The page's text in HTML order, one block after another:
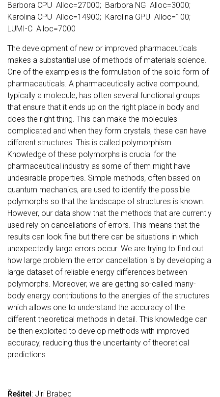
Barbora CPU Alloc=27000; Barbora NG Alloc=3000;
Karolina CPU Alloc=14900; Karolina GPU Alloc=100;
LUMI-C Alloc=7000
The development of new or improved pharmaceuticals
makes a substantial use of methods of materials science.
One of the examples is the formulation of the solid form of
pharmaceuticals. A pharmaceutically active compound,
typically a molecule, has often several functional groups
that ensure that it ends up on the right place in body and
does the right thing. This can make the molecules
complicated and when they form crystals, these can have
different structures. This is called polymorphism.
Knowledge of these polymorphs is crucial for the
pharmaceutical industry as some of them might have
undesirable properties. Simple methods, often based on
quantum mechanics, are used to identify the possible
polymorphs so that the landscape of structures is known.
However, our data show that the methods that are currently
used rely on cancellations of errors. This means that the
results can look fine but there can be situations in which
unexpectedly large errors occur. We are trying to find out
how large problem the error cancellation is by developing a
large dataset of reliable energy differences between
polymorphs. Moreover, we are getting so-called many-
body energy contributions to the energies of the structures
which allows one to understand the accuracy of the
different theoretical methods in detail. This knowledge can
be then exploited to develop methods with improved
accuracy, reducing thus the uncertainty of theoretical
predictions.
Řešitel : Jiri Brabec